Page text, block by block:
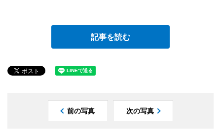
記事を読む
前の写真 次の写真